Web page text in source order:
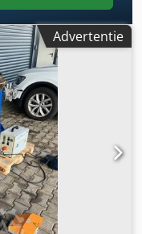
Advertentie